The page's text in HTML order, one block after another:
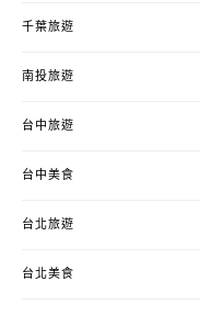
千葉旅遊
南投旅遊
台中旅遊
台中美食
台北旅遊
台北美食